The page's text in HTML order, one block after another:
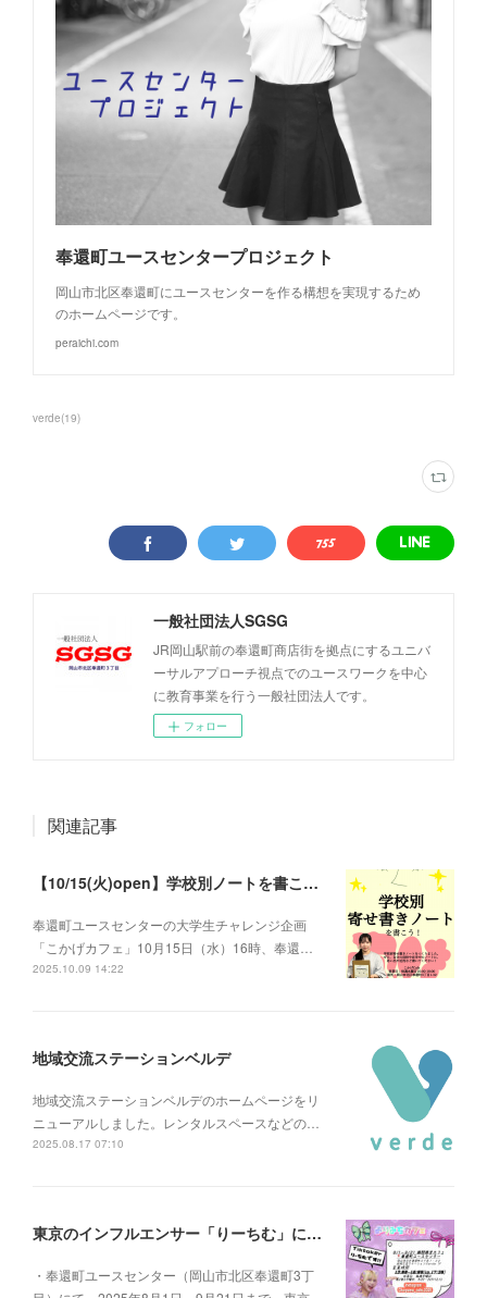
奉還町ユースセンタープロジェクト
岡山市北区奉還町にユースセンターを作る構想を実現するため
のホームページです。
peraichi.com
verde(19)
一般社団法人SGSG
JR岡山駅前の奉還町商店街を拠点にするユニバ
ーサルアプローチ視点でのユースワークを中心
に教育事業を行う一般社団法人です。
フォロー
関連記事
【10/15(火)open】学校別ノートを書こう！「こかげカフェ」
奉還町ユースセンターの大学生チャレンジ企画
「こかげカフェ」10月15日（水）16時、奉還…
2025.10.09 14:22
地域交流ステーションベルデ
地域交流ステーションベルデのホームページをリ
ニューアルしました。レンタルスペースなどの…
2025.08.17 07:10
東京のインフルエンサー「りーちむ」による夏休み限定カフェ 「よりみちカフェ」
・奉還町ユースセンター（岡山市北区奉還町3丁